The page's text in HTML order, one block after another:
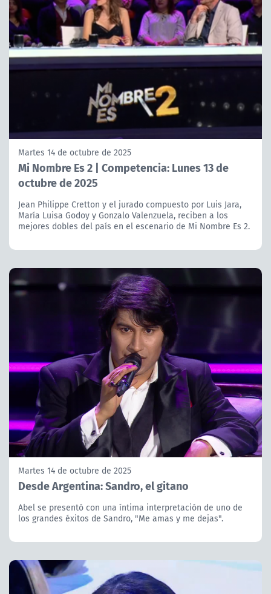
Martes 14 de octubre de 2025
Mi Nombre Es 2 | Competencia: Lunes 13 de
octubre de 2025
Jean Philippe Cretton y el jurado compuesto por Luis Jara,
María Luisa Godoy y Gonzalo Valenzuela, reciben a los
mejores dobles del país en el escenario de Mi Nombre Es 2.
Martes 14 de octubre de 2025
Desde Argentina: Sandro, el gitano
Abel se presentó con una íntima interpretación de uno de
los grandes éxitos de Sandro, "Me amas y me dejas".